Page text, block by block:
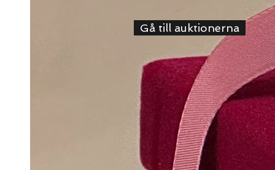
Gå till auktionerna